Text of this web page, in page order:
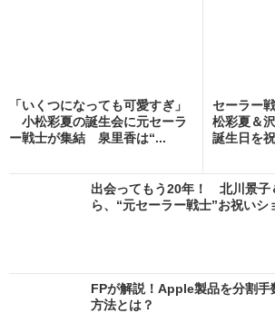
「いくつになっても可愛すぎ」
小松彩夏の誕生会に元セーラ
ー戦士が集結 泉里香は“...
セーラー
松彩夏＆
誕生日を
出会ってもう20年！ 北川景子
ら、“元セーラー戦士”お祝いシ
FPが解説！Apple製品を分割手
方法とは？